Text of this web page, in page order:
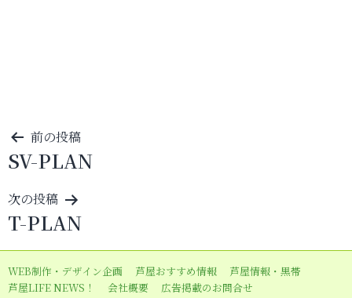
投
稿
ナ
ビ
ゲ
ー
シ
前の投稿
SV-PLAN
次の投稿
T-PLAN
WEB制作・デザイン企画 芦屋おすすめ情報
芦屋情報・黒帯
芦屋LIFE NEWS！
会社概要 広告掲載のお問合せ